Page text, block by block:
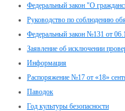
Федеральный закон "О
Руководство по соблюдению
Федеральный закон №131 от
Заявление об исключении
Информация
Распоряжение №17 от «18»
Паводок
Год культуры безопасности